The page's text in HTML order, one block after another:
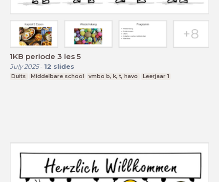
1KB periode 3 les 5
July 2025- 12 slides
Duits Middelbare school vmbo b, k, t, havo Leerjaar 1